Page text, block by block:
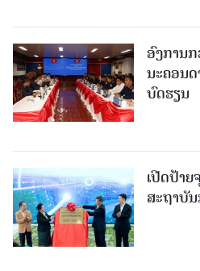
ອົງການ
ນະຄອນ
ບົດຮຽນ
ເປີດປ້າ
ສະຖາບັ